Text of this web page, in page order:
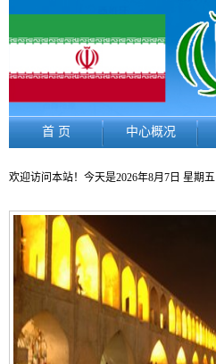
首 页 中心概况
欢迎访问本站！今天是2026年8月7日 星期五